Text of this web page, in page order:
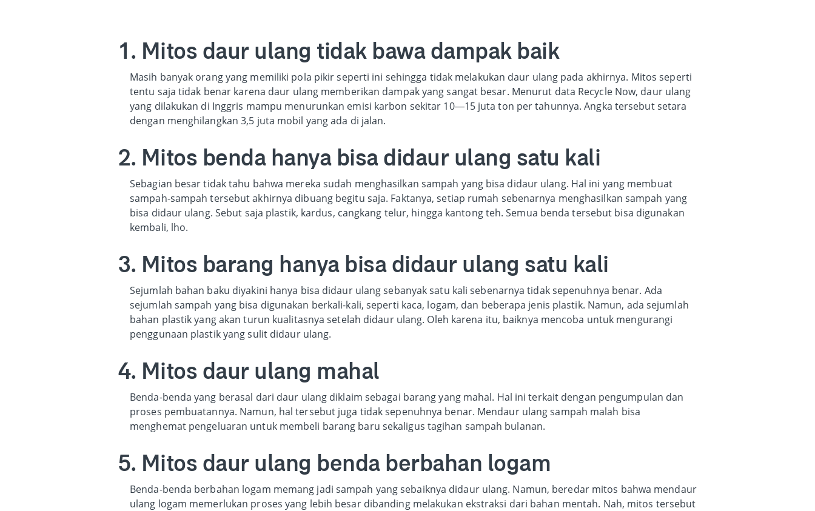
1. Mitos daur ulang tidak bawa dampak baik
Masih banyak orang yang memiliki pola pikir seperti ini sehingga tidak melakukan daur ulang pada akhirnya. Mitos seperti
tentu saja tidak benar karena daur ulang memberikan dampak yang sangat besar. Menurut data Recycle Now, daur ulang
yang dilakukan di Inggris mampu menurunkan emisi karbon sekitar 10—15 juta ton per tahunnya. Angka tersebut setara
dengan menghilangkan 3,5 juta mobil yang ada di jalan.
2. Mitos benda hanya bisa didaur ulang satu kali
Sebagian besar tidak tahu bahwa mereka sudah menghasilkan sampah yang bisa didaur ulang. Hal ini yang membuat
sampah-sampah tersebut akhirnya dibuang begitu saja. Faktanya, setiap rumah sebenarnya menghasilkan sampah yang
bisa didaur ulang. Sebut saja plastik, kardus, cangkang telur, hingga kantong teh. Semua benda tersebut bisa digunakan
kembali, lho.
3. Mitos barang hanya bisa didaur ulang satu kali
Sejumlah bahan baku diyakini hanya bisa didaur ulang sebanyak satu kali sebenarnya tidak sepenuhnya benar. Ada
sejumlah sampah yang bisa digunakan berkali-kali, seperti kaca, logam, dan beberapa jenis plastik. Namun, ada sejumlah
bahan plastik yang akan turun kualitasnya setelah didaur ulang. Oleh karena itu, baiknya mencoba untuk mengurangi
penggunaan plastik yang sulit didaur ulang.
4. Mitos daur ulang mahal
Benda-benda yang berasal dari daur ulang diklaim sebagai barang yang mahal. Hal ini terkait dengan pengumpulan dan
proses pembuatannya. Namun, hal tersebut juga tidak sepenuhnya benar. Mendaur ulang sampah malah bisa
menghemat pengeluaran untuk membeli barang baru sekaligus tagihan sampah bulanan.
5. Mitos daur ulang benda berbahan logam
Benda-benda berbahan logam memang jadi sampah yang sebaiknya didaur ulang. Namun, beredar mitos bahwa mendaur
ulang logam memerlukan proses yang lebih besar dibanding melakukan ekstraksi dari bahan mentah. Nah, mitos tersebut